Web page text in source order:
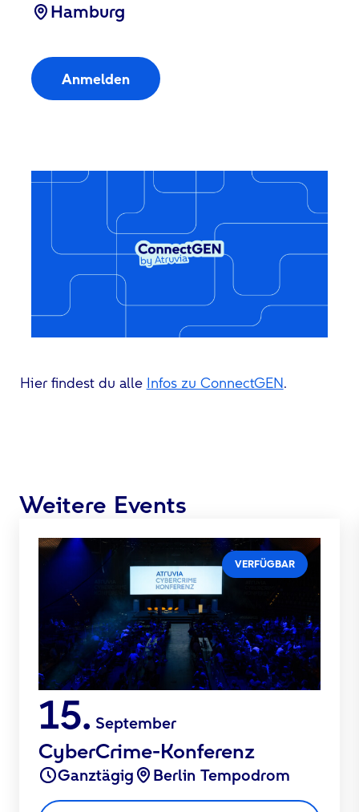
Hamburg
Anmelden
Hier findest du alle Infos zu ConnectGEN.
Weitere Events
VERFÜGBAR
15. September
CyberCrime-Konferenz
Ganztägig Berlin Tempodrom